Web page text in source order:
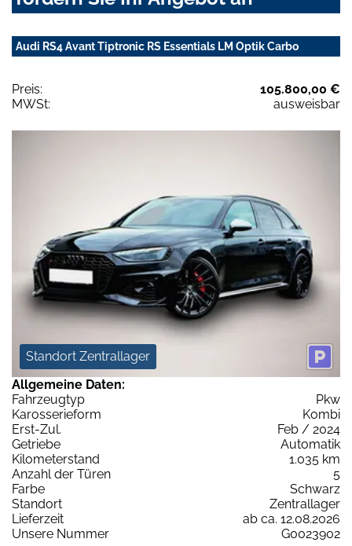
Audi RS4 Avant Tiptronic RS Essentials LM Optik Carbo
Preis:
105.800,00 €
MWSt:
ausweisbar
Standort Zentrallager
Allgemeine Daten:
Fahrzeugtyp
Pkw
Karosserieform
Kombi
Erst-Zul.
Feb / 2024
Getriebe
Automatik
Kilometerstand
1.035 km
Anzahl der Türen
5
Farbe
Schwarz
Standort
Zentrallager
Lieferzeit
ab ca. 12.08.2026
Unsere Nummer
G0023902